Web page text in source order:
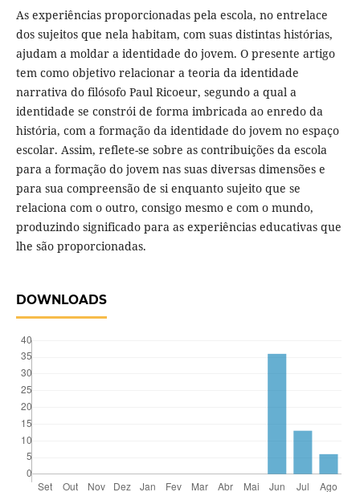
As experiências proporcionadas pela escola, no entrelace
dos sujeitos que nela habitam, com suas distintas histórias,
ajudam a moldar a identidade do jovem. O presente artigo
tem como objetivo relacionar a teoria da identidade
narrativa do filósofo Paul Ricoeur, segundo a qual a
identidade se constrói de forma imbricada ao enredo da
história, com a formação da identidade do jovem no espaço
escolar. Assim, reflete-se sobre as contribuições da escola
para a formação do jovem nas suas diversas dimensões e
para sua compreensão de si enquanto sujeito que se
relaciona com o outro, consigo mesmo e com o mundo,
produzindo significado para as experiências educativas que
lhe são proporcionadas.
DOWNLOADS